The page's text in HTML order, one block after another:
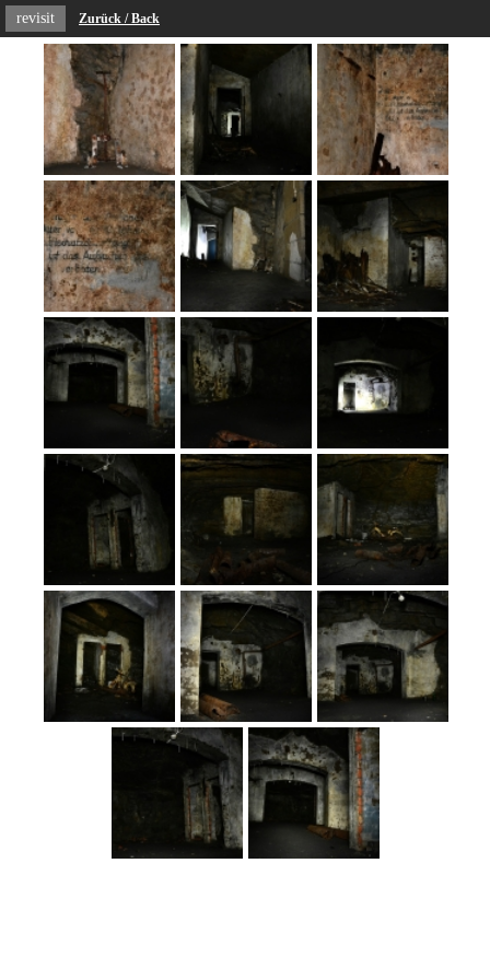
revisit Zurück / Back